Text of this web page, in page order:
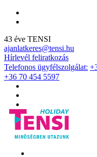
43 éve TENSI
ajanlatkeres@tensi.hu
Hírlevél feliratkozás
Telefonos ügyfélszolgálat:
+36 70 454 5597